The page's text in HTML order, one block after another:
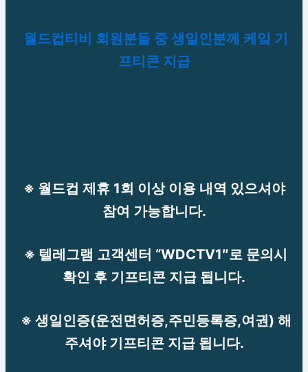
월드컵티비 회원분들 중 생일인분께 케잌 기
프티콘 지급
※ 월드컵 제휴 1회 이상 이용 내역 있으셔야
참여 가능합니다.
※ 텔레그램 고객센터 “WDCTV1″로 문의시
확인 후 기프티콘 지급 됩니다.
※ 생일인증(운전면허증,주민등록증,여권) 해
주셔야 기프티콘 지급 됩니다.